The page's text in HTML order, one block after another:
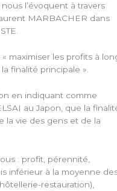
nous l’évoquent à travers
MARBACHER dans
maximiser les profits à
finalité principale ».
en indiquant comme
au Japon, que la
la vie des gens et de la
: profit, pérennité,
inférieur à la moyenne
restauration),